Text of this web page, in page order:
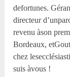
defortunes.
directeur
revenu àson
Bordeaux,
chez
suis àvous !